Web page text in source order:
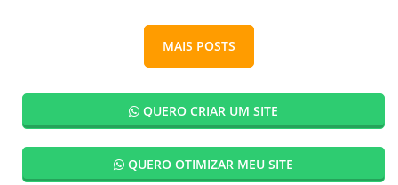
MAIS POSTS
QUERO CRIAR UM SITE
QUERO OTIMIZAR MEU SITE